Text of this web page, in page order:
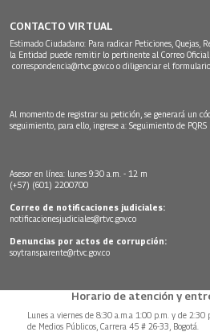
CONTACTO VIRTUAL
Estimado Ciudadano: Para radicar Peticiones, Quejas,
la Entidad puede remitir lo pertinente al Correo
correspondencia@rtvc.gov.co o diligenciar el
Al momento de registrar su petición, se generará un
seguimiento, para ello, ingrese a: Seguimiento de PQRS
Asesor en línea: lunes 9:30 a.m. - 12 m
(+57) (601) 2200700
Correo de notificaciones judiciales:
notificacionesjudiciales@rtvc.gov.co
Denuncias por actos de corrupción:
soytransparente@rtvc.gov.co
Horario de atención y
Lunes a viernes de 8:30 a.m.a 1:00 p.m. y de 2:30
de Medios Públicos, Carrera 45 # 26-33, Bogotá.